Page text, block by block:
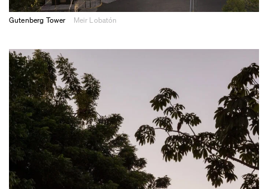
Gutenberg Tower Meir Lobatón